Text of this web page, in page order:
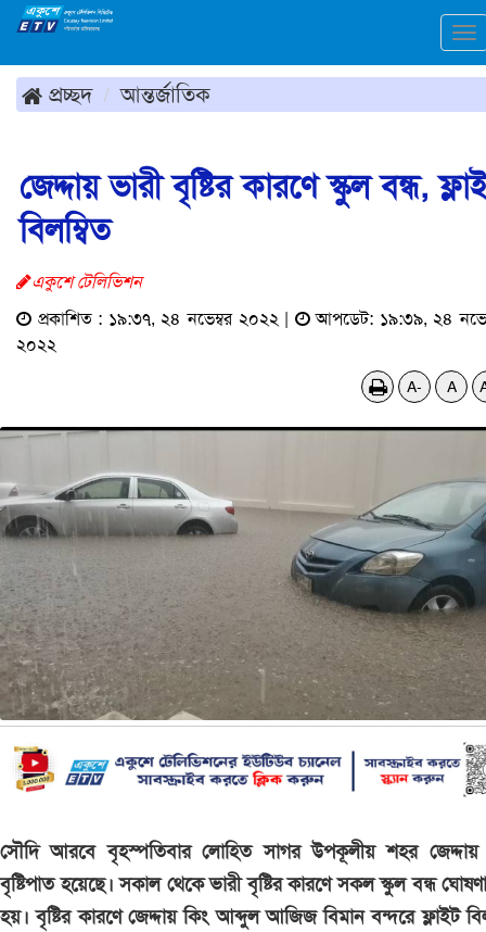
প্রচ্ছদ আন্তর্জাতিক
জেদ্দায় ভারী বৃষ্টির কারণে স্কুল বন্ধ,
বিলম্বিত
একুশে টেলিভিশন
প্রকাশিত : ১৯:৩৭, ২৪ নভেম্বর ২০২২ |
আপডেট: ১৯:৩৯, ২৪
২০২২
A- A
সৌদি আরবে বৃহস্পতিবার লোহিত সাগর উপকূলীয় শহর জেদ্দায়
বৃষ্টিপাত হয়েছে। সকাল থেকে ভারী বৃষ্টির কারণে সকল স্কুল বন্ধ
হয়। বৃষ্টির কারণে জেদ্দায় কিং আব্দুল আজিজ বিমান বন্দরে ফ্লাইট